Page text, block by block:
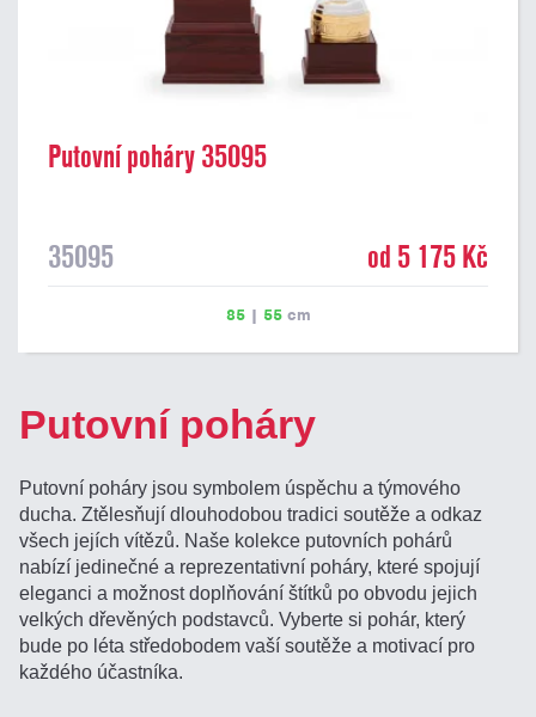
Putovní poháry 35095
35095 od 5 175 Kč
85| 55cm
Putovní poháry
Putovní poháry jsou symbolem úspěchu a týmového
ducha. Ztělesňují dlouhodobou tradici soutěže a odkaz
všech jejích vítězů. Naše kolekce putovních pohárů
nabízí jedinečné a reprezentativní poháry, které spojují
eleganci a možnost doplňování štítků po obvodu jejich
velkých dřevěných podstavců. Vyberte si pohár, který
bude po léta středobodem vaší soutěže a motivací pro
každého účastníka.